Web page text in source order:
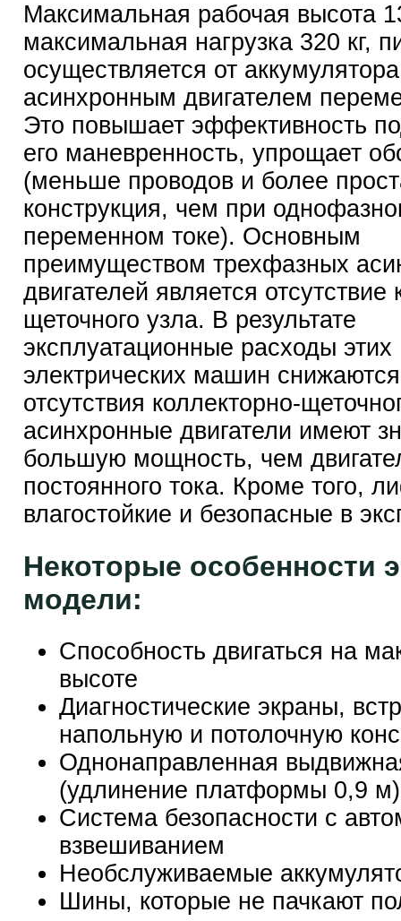
Максимальная рабочая высота
максимальная нагрузка 320 кг,
осуществляется от
асинхронным двигателем
Это повышает эффективность
его маневренность, упрощает
(меньше проводов и более
конструкция, чем при
переменном токе). Основным
преимуществом трехфазных
двигателей является отсутствие
щеточного узла. В результате
эксплуатационные расходы этих
электрических машин
отсутствия коллекторно-
асинхронные двигатели имеют
большую мощность, чем
постоянного тока. Кроме того,
влагостойкие и безопасные в
Некоторые особенности
модели:
Способность двигаться на
высоте
Диагностические экраны,
напольную и потолочную
Однонаправленная
(удлинение платформы 0,9 м)
Система безопасности с
взвешиванием
Необслуживаемые
Шины, которые не пачкают